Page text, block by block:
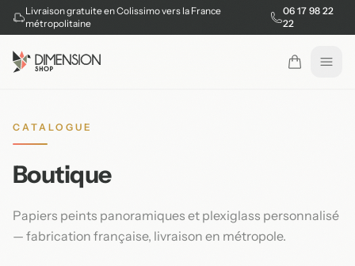
Livraison gratuite en Colissimo vers la France
métropolitaine
06 17 98 22
22
CATALOGUE
Boutique
Papiers peints panoramiques et plexiglass personnalisé
— fabrication française, livraison en métropole.